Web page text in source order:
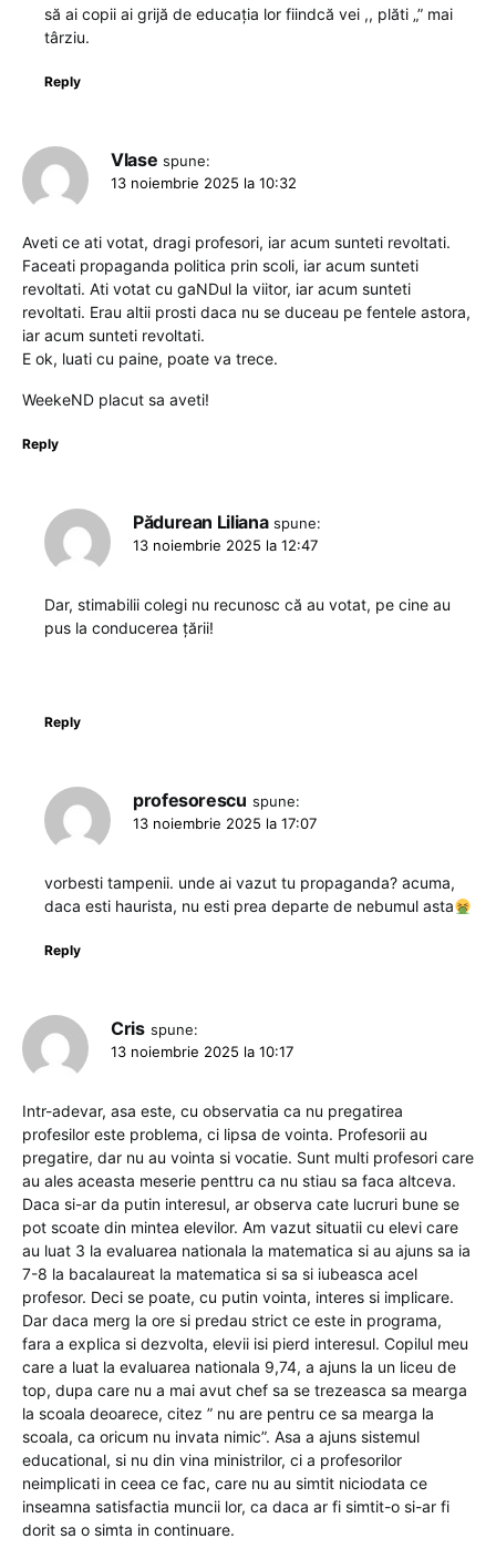
să ai copii ai grijă de educația lor fiindcă vei ,, plăti „” mai
târziu.
Reply
Vlase spune:
13 noiembrie 2025 la 10:32
Aveti ce ati votat, dragi profesori, iar acum sunteti revoltati.
Faceati propaganda politica prin scoli, iar acum sunteti
revoltati. Ati votat cu gaNDul la viitor, iar acum sunteti
revoltati. Erau altii prosti daca nu se duceau pe fentele astora,
iar acum sunteti revoltati.
E ok, luati cu paine, poate va trece.
WeekeND placut sa aveti!
Reply
Pădurean Liliana spune:
13 noiembrie 2025 la 12:47
Dar, stimabilii colegi nu recunosc că au votat, pe cine au
pus la conducerea țării!
Reply
profesorescu spune:
13 noiembrie 2025 la 17:07
vorbesti tampenii. unde ai vazut tu propaganda? acuma,
daca esti haurista, nu esti prea departe de nebumul asta
Reply
Cris spune:
13 noiembrie 2025 la 10:17
Intr-adevar, asa este, cu observatia ca nu pregatirea
profesilor este problema, ci lipsa de vointa. Profesorii au
pregatire, dar nu au vointa si vocatie. Sunt multi profesori care
au ales aceasta meserie penttru ca nu stiau sa faca altceva.
Daca si-ar da putin interesul, ar observa cate lucruri bune se
pot scoate din mintea elevilor. Am vazut situatii cu elevi care
au luat 3 la evaluarea nationala la matematica si au ajuns sa ia
7-8 la bacalaureat la matematica si sa si iubeasca acel
profesor. Deci se poate, cu putin vointa, interes si implicare.
Dar daca merg la ore si predau strict ce este in programa,
fara a explica si dezvolta, elevii isi pierd interesul. Copilul meu
care a luat la evaluarea nationala 9,74, a ajuns la un liceu de
top, dupa care nu a mai avut chef sa se trezeasca sa mearga
la scoala deoarece, citez ” nu are pentru ce sa mearga la
scoala, ca oricum nu invata nimic”. Asa a ajuns sistemul
educational, si nu din vina ministrilor, ci a profesorilor
neimplicati in ceea ce fac, care nu au simtit niciodata ce
inseamna satisfactia muncii lor, ca daca ar fi simtit-o si-ar fi
dorit sa o simta in continuare.